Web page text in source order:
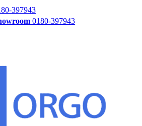
397943
0180-397943